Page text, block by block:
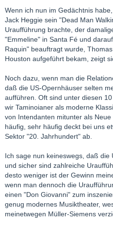
Wenn ich nun im Gedächtnis
Jack Heggie sein "Dead Man
Uraufführung brachte, der
"Emmeline" in Santa Fé und
Raquin" beauftragt wurde,
Houston aufgeführt bekam, zeigt
Noch dazu, wenn man die
daß die US-Opernhäuser selten
aufführen. Oft sind unter diesen
wir Taminoianer als moderne
von Intendanten mitunter als
häufig, sehr häufig deckt bei uns
Sektor "20. Jahrhundert" ab.
Ich sage nun keineswegs, daß die
und sicher sind zahlreiche
desto weniger ist der Gewinn
wenn man dennoch die
einen "Don Giovanni" zum
genug modernes Musiktheater,
meinetwegen Müller-Siemens